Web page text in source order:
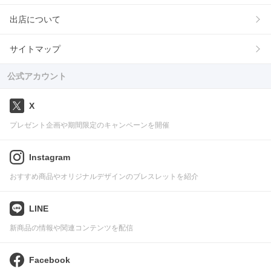
出店について
サイトマップ
公式アカウント
X
プレゼント企画や期間限定のキャンペーンを開催
Instagram
おすすめ商品やオリジナルデザインのブレスレットを紹介
LINE
新商品の情報や関連コンテンツを配信
Facebook